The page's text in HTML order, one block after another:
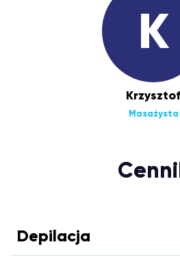
K
Krzysztof
Masażysta
Depilacja